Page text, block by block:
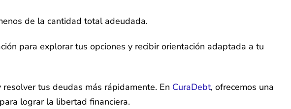
de la cantidad total adeudada.
para explorar tus opciones y recibir orientación adaptada a tu
tus deudas más rápidamente. En CuraDebt, ofrecemos una
lograr la libertad financiera.